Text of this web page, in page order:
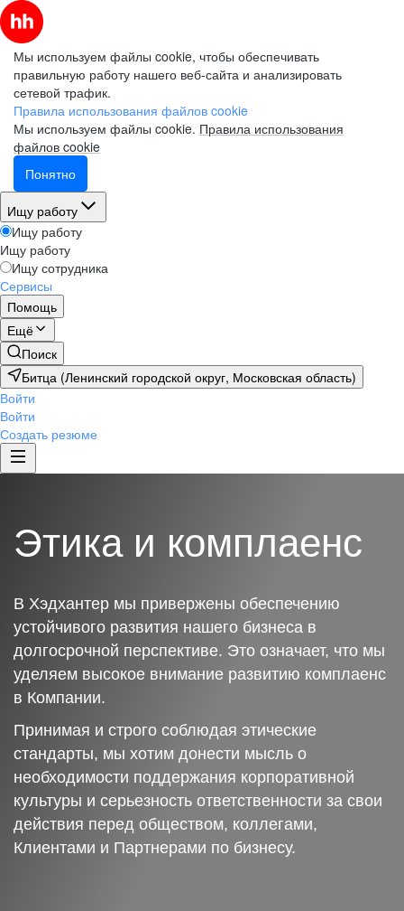
Мы используем файлы cookie, чтобы обеспечивать
правильную работу нашего веб-сайта и анализировать
сетевой трафик.
Правила использования файлов cookie
Мы используем файлы cookie. Правила использования
файлов cookie
Понятно
Ищу работу
Ищу работу
Ищу работу
Ищу сотрудника
Сервисы
Помощь
Ещё
Поиск
Битца (Ленинский городской округ, Московская область)
Войти
Войти
Создать резюме
Этика и комплаенс
В Хэдхантер мы привержены обеспечению
устойчивого развития нашего бизнеса в
долгосрочной перспективе. Это означает, что мы
уделяем высокое внимание развитию комплаенс
в Компании.
Принимая и строго соблюдая этические
стандарты, мы хотим донести мысль о
необходимости поддержания корпоративной
культуры и серьезность ответственности за свои
действия перед обществом, коллегами,
Клиентами и Партнерами по бизнесу.